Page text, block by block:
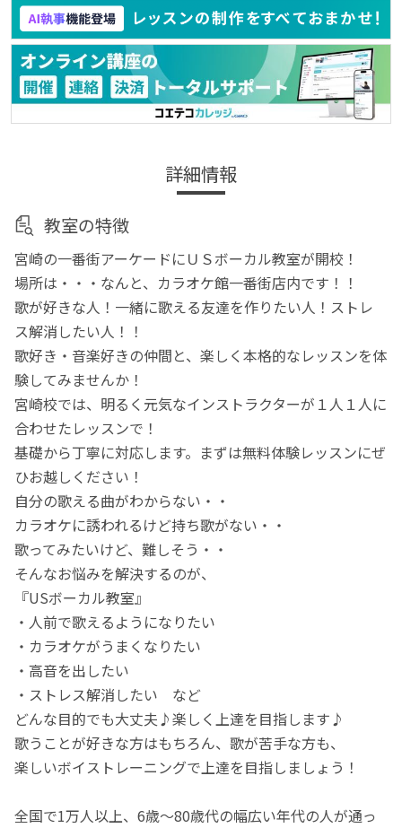
詳細情報
教室の特徴
宮崎の一番街アーケードにＵＳボーカル教室が開校！
場所は・・・なんと、カラオケ館一番街店内です！！
歌が好きな人！一緒に歌える友達を作りたい人！ストレ
ス解消したい人！！
歌好き・音楽好きの仲間と、楽しく本格的なレッスンを体
験してみませんか！
宮崎校では、明るく元気なインストラクターが１人１人に
合わせたレッスンで！
基礎から丁寧に対応します。まずは無料体験レッスンにぜ
ひお越しください！
自分の歌える曲がわからない・・
カラオケに誘われるけど持ち歌がない・・
歌ってみたいけど、難しそう・・
そんなお悩みを解決するのが、
『USボーカル教室』
・人前で歌えるようになりたい
・カラオケがうまくなりたい
・高音を出したい
・ストレス解消したい など
どんな目的でも大丈夫♪楽しく上達を目指します♪
歌うことが好きな方はもちろん、歌が苦手な方も、
楽しいボイストレーニングで上達を目指しましょう！
全国で1万人以上、6歳～80歳代の幅広い年代の人が通っ